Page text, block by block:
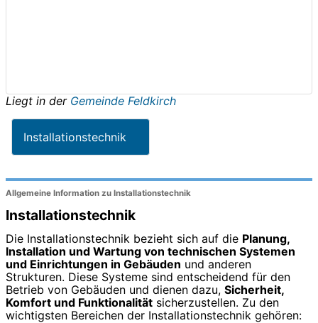
Liegt in der Gemeinde Feldkirch
Installationstechnik
Allgemeine Information zu Installationstechnik
Installationstechnik
Die Installationstechnik bezieht sich auf die Planung,
Installation und Wartung von technischen Systemen
und Einrichtungen in Gebäuden und anderen
Strukturen. Diese Systeme sind entscheidend für den
Betrieb von Gebäuden und dienen dazu, Sicherheit,
Komfort und Funktionalität sicherzustellen. Zu den
wichtigsten Bereichen der Installationstechnik gehören: